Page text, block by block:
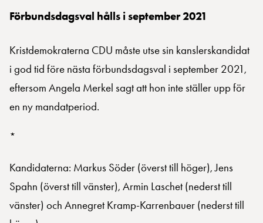
Förbundsdagsval hålls i september 2021
Kristdemokraterna CDU måste utse sin kanslerskandidat
i god tid före nästa förbundsdagsval i september 2021,
eftersom Angela Merkel sagt att hon inte ställer upp för
en ny mandatperiod.
*
Kandidaterna: Markus Söder (överst till höger), Jens
Spahn (överst till vänster), Armin Laschet (nederst till
vänster) och Annegret Kramp-Karrenbauer (nederst till